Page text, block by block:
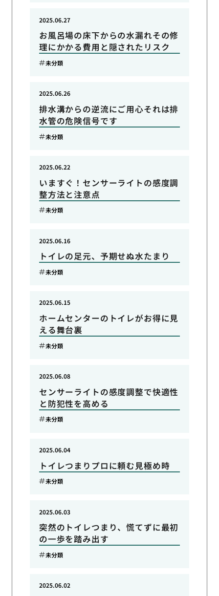
お風呂場の床下からの水漏れその修
理にかかる費用と隠されたリスク
2025.06.27
未分類
排水溝からの逆流にご用心それは排
水管の危険信号です
2025.06.26
未分類
いますぐ！センサーライトの感度調
整方法と注意点
2025.06.22
未分類
トイレの足元、予期せぬ水たまり
2025.06.16
未分類
ホームセンターのトイレがお得に見
える舞台裏
2025.06.15
未分類
センサーライトの感度調整で快適性
と防犯性を高める
2025.06.08
未分類
トイレつまりプロに頼む見極め時
2025.06.04
未分類
突然のトイレつまり、慌てずに最初
の一歩を踏み出す
2025.06.03
未分類
2025.06.02